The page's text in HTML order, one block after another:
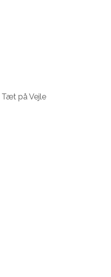
Tæt på Vejle